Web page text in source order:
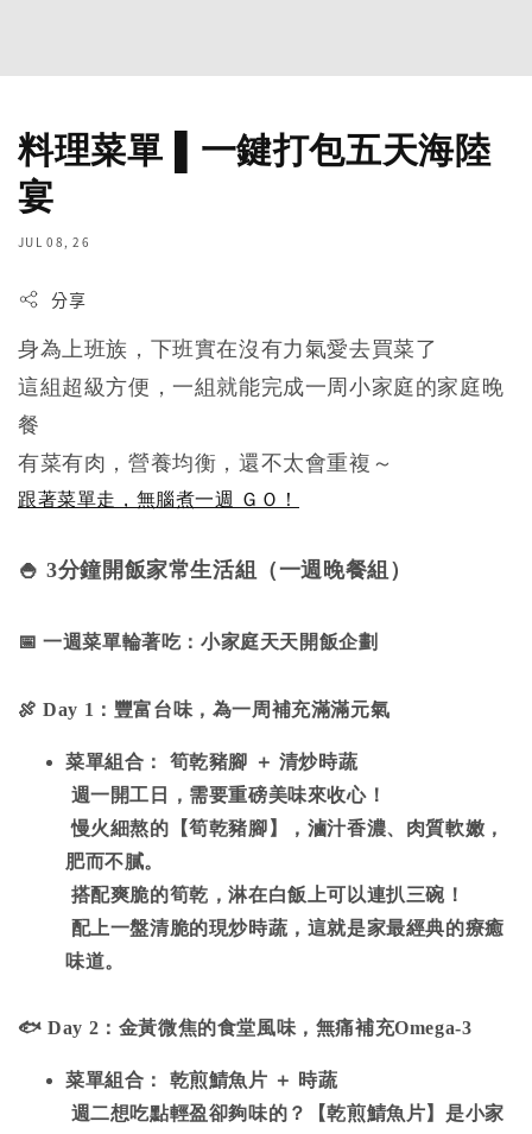
料理菜單 ▌一鍵打包五天海陸
宴
JUL 08, 26
分享
身為上班族，下班實在沒有力氣愛去買菜了
這組超級方便，一組就能完成一周小家庭的家庭晚
餐
有菜有肉，營養均衡，還不太會重複～
跟著菜單走，無腦煮一週 ＧＯ！
🍚 3分鐘開飯家常生活組（一週晚餐組）
📅 一週菜單輪著吃：小家庭天天開飯企劃
🍖 Day 1 ：豐富台味，為一周補充滿滿元氣
菜單組合： 筍乾豬腳 ＋ 清炒時蔬
週一開工日，需要重磅美味來收心！
慢火細熬的【筍乾豬腳】，滷汁香濃、肉質軟嫩，
肥而不膩。
搭配爽脆的筍乾，淋在白飯上可以連扒三碗！
配上一盤清脆的現炒時蔬，這就是家最經典的療癒
味道。
🐟 Day 2 ：金黃微焦的食堂風味，無痛補充Omega-3
菜單組合： 乾煎鯖魚片 ＋ 時蔬
週二想吃點輕盈卻夠味的？【乾煎鯖魚片】是小家